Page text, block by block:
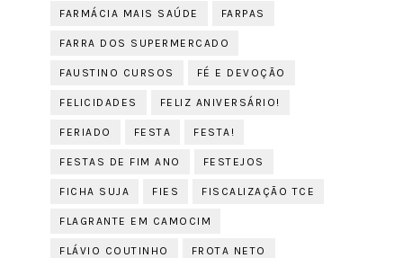
FARMÁCIA MAIS SAÚDE FARPAS
FARRA DOS SUPERMERCADO
FAUSTINO CURSOS FÉ E DEVOÇÃO
FELICIDADES FELIZ ANIVERSÁRIO!
FERIADO FESTA FESTA!
FESTAS DE FIM ANO FESTEJOS
FICHA SUJA FIES FISCALIZAÇÃO TCE
FLAGRANTE EM CAMOCIM
FLÁVIO COUTINHO FROTA NETO